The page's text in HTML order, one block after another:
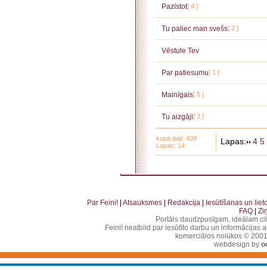
Pazīstot[ 4 ]
Tu paliec man svešs[ 2 ]
Vēstule Tev
Par patiesumu[ 1 ]
Mainīgais[ 5 ]
Tu aizgāji[ 3 ]
kopā dati: 409
Lapas: 14
Lapas: 4 5
Par Feini! Atsauksmes Redakcija
Iesūtīšanas un
FAQ
Portāls daudzpusīgam, ideālam
Feini! neatbild par iesūtīto darbu un informācijas
komerciālos nolūkos ©
webdesign by